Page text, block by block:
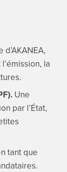
la
Une
par l’État,
tant que